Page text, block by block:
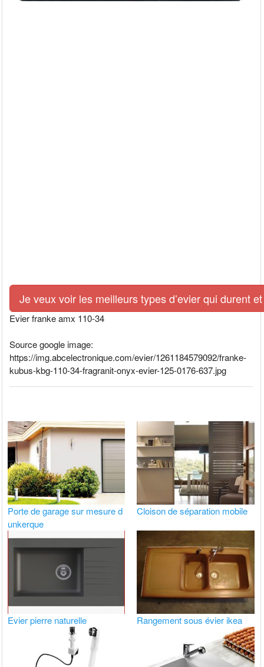
Je veux voir les meilleurs types d’evier qui durent
Evier franke amx 110-34
Source google image:
https://img.abcelectronique.com/evier/1261184579092/franke-
kubus-kbg-110-34-fragranit-onyx-evier-125-0176-637.jpg
Porte de garage sur mesure d
unkerque
Cloison de séparation mobile
Evier pierre naturelle Rangement sous évier ikea